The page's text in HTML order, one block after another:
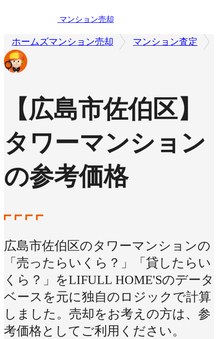
マンション売却
ホームズマンション売却 マンション査定
【広島市佐伯区】
タワーマンション
の参考価格
広島市佐伯区のタワーマンションの
「売ったらいくら？」「貸したらい
くら？」をLIFULL HOME'Sのデータ
ベースを元に独自のロジックで計算
しました。売却をお考えの方は、参
考価格としてご利用ください。